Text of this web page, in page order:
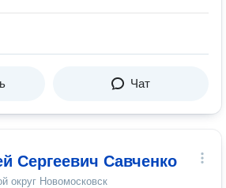
Чат
Сергеевич Савченко
округ Новомосковск